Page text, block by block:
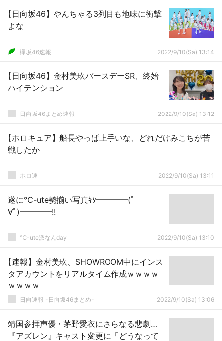
【日向坂46】やんちゃる3列目も地味に衝撃
よな
欅坂46速報 2022/9/10(Sa) 13:14
【日向坂46】金村美玖バースデーSR、終始
ハイテンション
日向坂46まとめ速報 2022/9/10(Sa) 13:12
【ホロキュア】船長やっぱ上手いな、どれだけみこちが苦
戦したか
ホロ速 2022/9/10(Sa) 13:11
遂に℃-ute勢揃い写真ｷﾀ━━━━(ﾟ
∀ﾟ)━━━━!!
℃-ute派なんday 2022/9/10(Sa) 13:10
【速報】金村美玖、SHOWROOM中にインス
タアカウントをリアルタイム作成ｗｗｗｗ
ｗｗｗｗ
日向速報 -日向坂46まとめ- 2022/9/10(Sa) 13:06
靖国参拝声優・茅野愛衣にさらなる悲劇…
『アズレン』キャスト変更に「どうなって